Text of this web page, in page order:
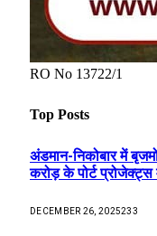
RO No 13722/1
Top Posts
अंडमान-निकोबार में
करोड़ के पोर्ट प्रोजेक्ट्स
DECEMBER 26, 2025233